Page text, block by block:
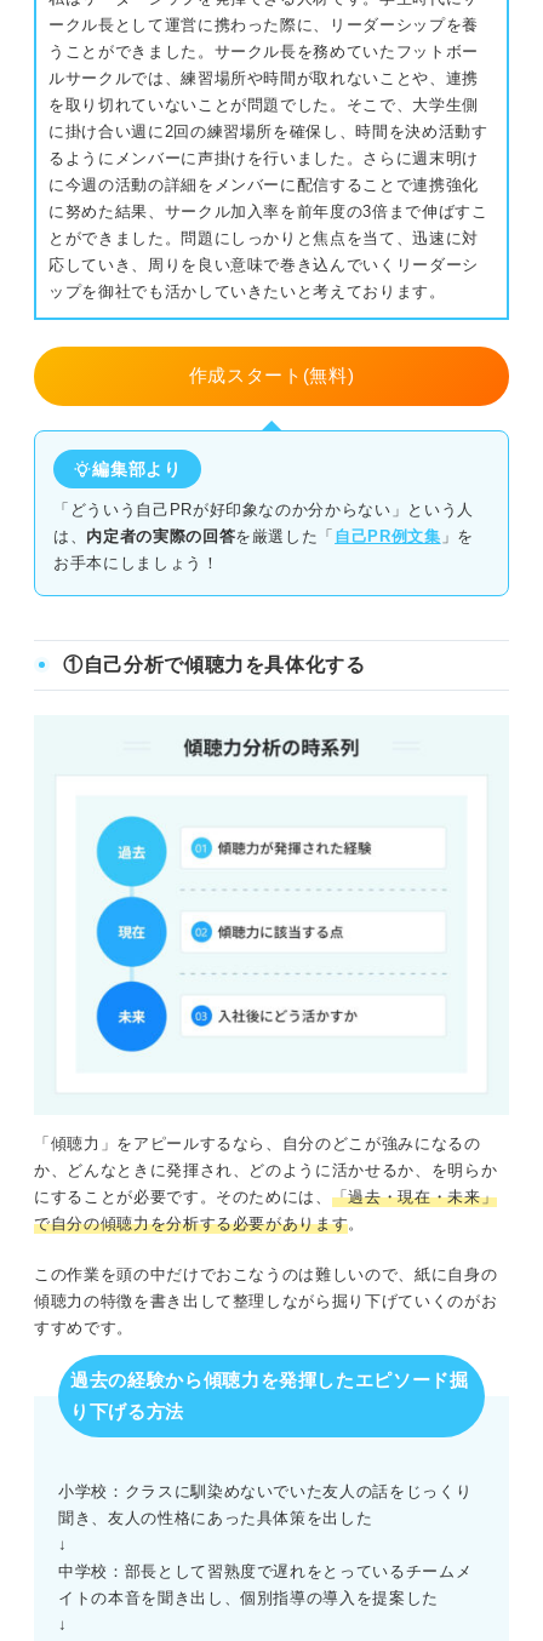
決断力
企画力
企業に合わせた傾聴力の自己PRで志望度の高さを
アピールしよう！
ークル長として運営に携わった際に、リーダーシップを養
うことができました。サークル長を務めていたフットボー
ルサークルでは、練習場所や時間が取れないことや、連携
を取り切れていないことが問題でした。そこで、大学生側
に掛け合い週に2回の練習場所を確保し、時間を決め活動す
るようにメンバーに声掛けを行いました。さらに週末明け
に今週の活動の詳細をメンバーに配信することで連携強化
に努めた結果、サークル加入率を前年度の3倍まで伸ばすこ
とができました。問題にしっかりと焦点を当て、迅速に対
応していき、周りを良い意味で巻き込んでいくリーダーシ
ップを御社でも活かしていきたいと考えております。
作成スタート(無料)
編集部より
「どういう自己PRが好印象なのか分からない」という人
は、 内定者の実際の回答を厳選した「 自己PR例文集 」を
お手本にしましょう！
①自己分析で傾聴力を具体化する
「傾聴力」をアピールするなら、自分のどこが強みになるの
か、どんなときに発揮され、どのように活かせるか、を明らか
にすることが必要です。そのためには、 「過去・現在・未来」
で自分の傾聴力を分析する必要があります。
この作業を頭の中だけでおこなうのは難しいので、紙に自身の
傾聴力の特徴を書き出して整理しながら掘り下げていくのがお
すすめです。
過去の経験から傾聴力を発揮したエピソード掘
り下げる方法
小学校：クラスに馴染めないでいた友人の話をじっくり
聞き、友人の性格にあった具体策を出した
↓
中学校：部長として習熟度で遅れをとっているチームメ
イトの本音を聞き出し、個別指導の導入を提案した
↓
NG例文：聞き上手なだけのアピールになっている
NG例文：自主性がない印象になっている
就活のプロに聞いた！ 傾聴力を自己PRの題材にするとき
のポイント
どの職種でも好印象を残しやすいのでおすすめ
人気テーマのため差別化が必須！
傾聴力＋αでアピール！ 傾聴力と相性の良い強みを例文付
きで紹介
課題解決能力
課題発見力
行動力
決断力
企業に合わせた傾聴力の自己PRで志望度の高さをアピー